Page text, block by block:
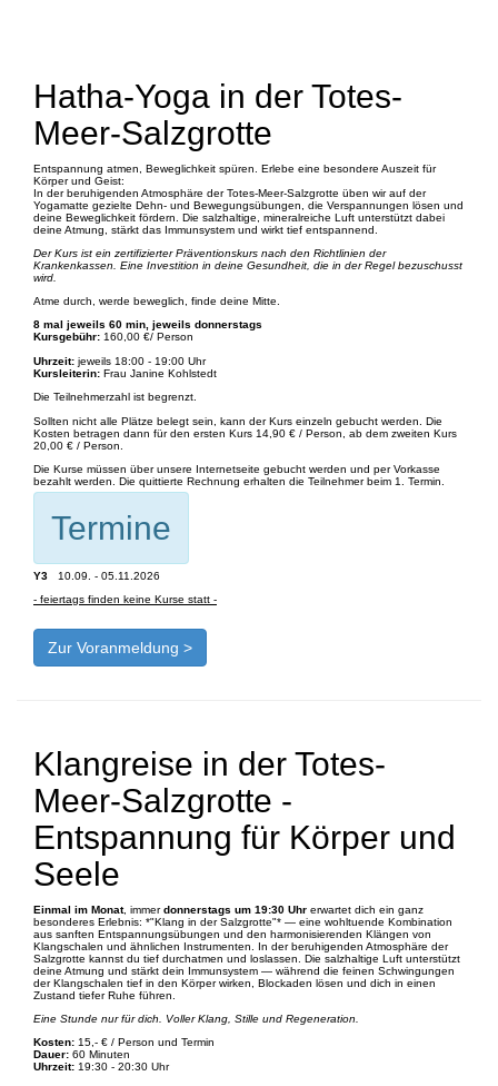
Hatha-Yoga in der Totes-
Meer-Salzgrotte
Entspannung atmen, Beweglichkeit spüren. Erlebe eine besondere Auszeit für
Körper und Geist:
In der beruhigenden Atmosphäre der Totes-Meer-Salzgrotte üben wir auf der
Yogamatte gezielte Dehn- und Bewegungsübungen, die Verspannungen lösen und
deine Beweglichkeit fördern. Die salzhaltige, mineralreiche Luft unterstützt dabei
deine Atmung, stärkt das Immunsystem und wirkt tief entspannend.
Der Kurs ist ein zertifizierter Präventionskurs nach den Richtlinien der
Krankenkassen. Eine Investition in deine Gesundheit, die in der Regel bezuschusst
wird.
Atme durch, werde beweglich, finde deine Mitte.
8 mal jeweils 60 min, jeweils donnerstags
Kursgebühr: 160,00 €/ Person
Uhrzeit: jeweils 18:00 - 19:00 Uhr
Kursleiterin: Frau Janine Kohlstedt
Die Teilnehmerzahl ist begrenzt.
Sollten nicht alle Plätze belegt sein, kann der Kurs einzeln gebucht werden. Die
Kosten betragen dann für den ersten Kurs 14,90 € / Person, ab dem zweiten Kurs
20,00 € / Person.
Die Kurse müssen über unsere Internetseite gebucht werden und per Vorkasse
bezahlt werden. Die quittierte Rechnung erhalten die Teilnehmer beim 1. Termin.
Termine
Y3 10.09. - 05.11.2026
- feiertags finden keine Kurse statt -
Zur Voranmeldung >
Klangreise in der Totes-
Meer-Salzgrotte -
Entspannung für Körper und
Seele
Einmal im Monat, immerdonnerstags um 19:30 Uhr erwartet dich ein ganz
besonderes Erlebnis: *"Klang in der Salzgrotte"* — eine wohltuende Kombination
aus sanften Entspannungsübungen und den harmonisierenden Klängen von
Klangschalen und ähnlichen Instrumenten. In der beruhigenden Atmosphäre der
Salzgrotte kannst du tief durchatmen und loslassen. Die salzhaltige Luft unterstützt
deine Atmung und stärkt dein Immunsystem — während die feinen Schwingungen
der Klangschalen tief in den Körper wirken, Blockaden lösen und dich in einen
Zustand tiefer Ruhe führen.
Eine Stunde nur für dich. Voller Klang, Stille und Regeneration.
Kosten: 15,- € / Person und Termin
Dauer: 60 Minuten
Uhrzeit: 19:30 - 20:30 Uhr